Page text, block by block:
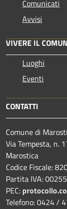
Comunicati
Avvisi
VIVERE IL
Luoghi
Eventi
CONTATTI
Comune di
Via Tempesta, n.
Marostica
Codice Fiscale:
Partita IVA:
PEC:
Telefono: 0424 /